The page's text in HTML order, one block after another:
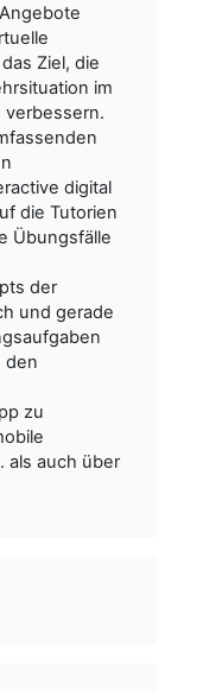
Ziel, die
im
verbessern.
digital
die Tutorien
Übungsfälle
der
und gerade
den
zu
als auch über